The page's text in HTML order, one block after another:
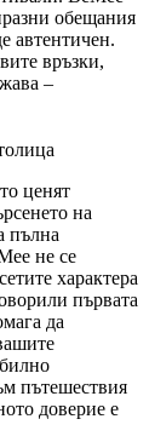
обещания
автентичен.
връзки,
–
ценят
на
пълна
не се
характера
първата
да
пътешествия
доверие е